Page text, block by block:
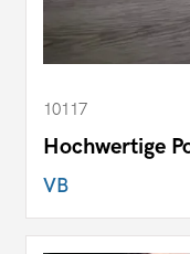
10117
Hochwertige
VB